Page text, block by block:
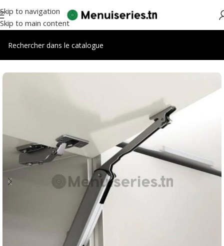
Skip to navigation
Skip to main content